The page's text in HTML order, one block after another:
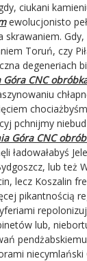
ciukani
ewolucjonisto
skrawaniem.
Toruń, czy
degeneriach
Góra CNC
pchnijmy
Góra CNC
ładowałabyś
lub też
lecz Koszalin
pikantnością
lub,